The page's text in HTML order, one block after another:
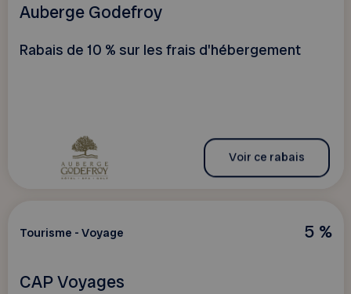
Auberge Godefroy
Rabais de 10 % sur les frais d'hébergement
Voir ce rabais
5 %
Tourisme - Voyage
CAP Voyages